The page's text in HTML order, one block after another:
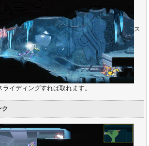
ス
イディングすれば取れます。
ク